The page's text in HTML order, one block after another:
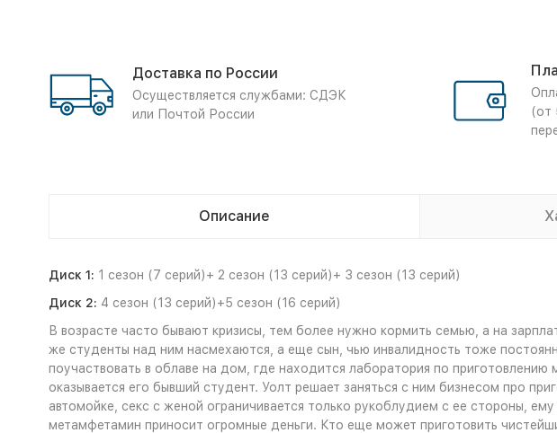
Доставка по России
Осуществляется службами: СДЭК
или Почтой России
(от
Описание
Диск 1: 1 сезон (7 серий)+ 2 сезон (13 серий)+ 3 сезон (13 серий)
Диск 2: 4 сезон (13 серий)+5 сезон (16 серий)
В возрасте часто бывают кризисы, тем более нужно кормить семью, а на
же студенты над ним насмехаются, а еще сын, чью инвалидность тоже
поучаствовать в облаве на дом, где находится лаборатория по
оказывается его бывший студент. Уолт решает заняться с ним бизнесом про
автомойке, секс с женой ограничивается только рукоблудием с ее стороны,
метамфетамин приносит огромные деньги. Кто еще может приготовить